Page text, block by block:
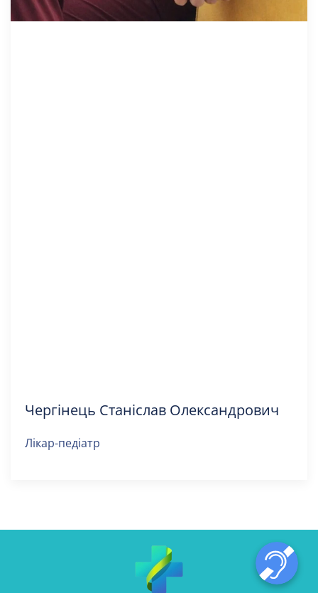
Чергінець Станіслав Олександрович
Лікар-педіатр